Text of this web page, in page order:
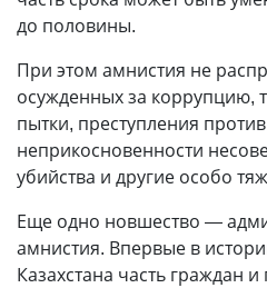
до половины.
При этом амнистия не
осужденных за коррупцию,
пытки, преступления
неприкосновенности
убийства и другие особо
Еще одно новшество —
амнистия. Впервые в
Казахстана часть граждан